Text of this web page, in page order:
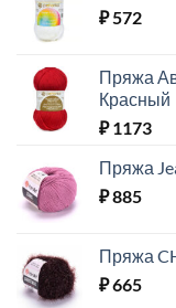
₽572
Пряжа
Красный
₽1173
Пряжа
₽885
Пряжа
₽665